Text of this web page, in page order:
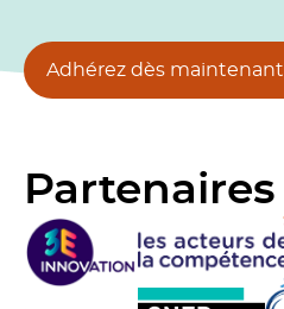
Adhérez dès maintenant
Partenaires